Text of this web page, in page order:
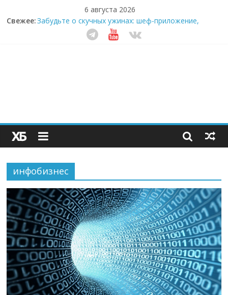
6 августа 2026
Свежее:Забудьте о скучных ужинах: шеф-приложение,
которое видит вашу еду насквозь
Небо зовёт: как бизнес на полётах дронов и
Секрет супергидратации: почему кокосовая вода с
пребиотиками становится главным трендом
здорового питания
инфобизнес